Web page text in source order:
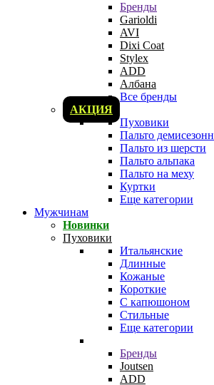
Бренды
Garioldi
AVI
Dixi Coat
Stylex
ADD
Албана
Все бренды
АКЦИЯ
Пуховики
Пальто
Пальто из шерсти
Пальто альпака
Пальто на меху
Куртки
Еще категории
Мужчинам
Новинки
Пуховики
Итальянские
Длинные
Кожаные
Короткие
С капюшоном
Стильные
Еще категории
Бренды
Joutsen
ADD